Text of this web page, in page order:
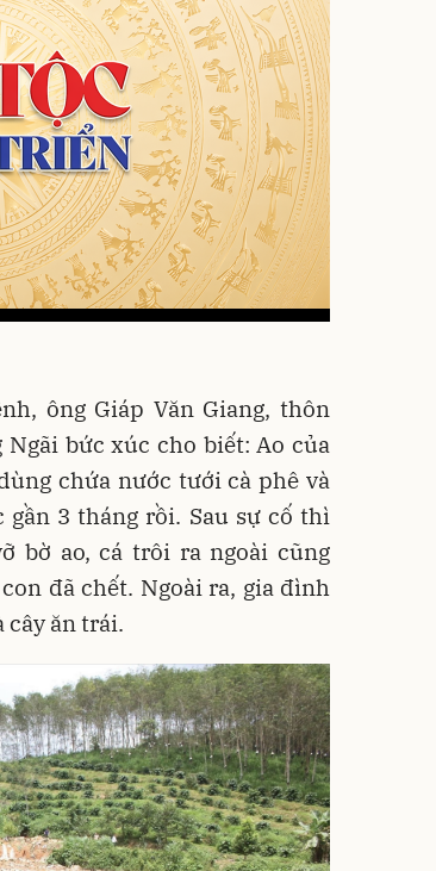
ông Giáp Văn Giang, thôn
Ngãi bức xúc cho biết: Ao của
chứa nước tưới cà phê và
3 tháng rồi. Sau sự cố thì
bờ ao, cá trôi ra ngoài cũng
đã chết. Ngoài ra, gia đình
cây ăn trái.